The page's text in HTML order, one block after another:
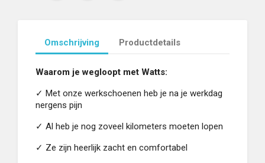
Omschrijving Productdetails
Waarom je wegloopt met Watts:
✓ Met onze werkschoenen heb je na je werkdag
nergens pijn
✓ Al heb je nog zoveel kilometers moeten lopen
✓ Ze zijn heerlijk zacht en comfortabel